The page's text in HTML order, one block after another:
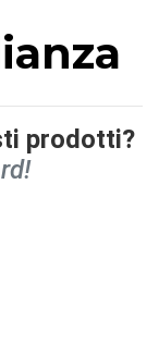
prodotti?